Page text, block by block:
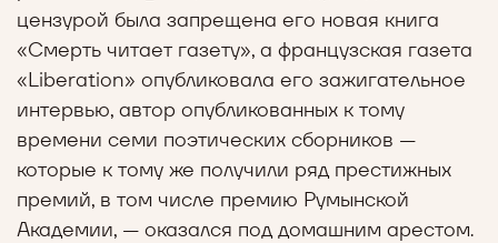
цензурой была запрещена его новая книга
«Смерть читает газету», а французская газета
«Liberation» опубликовала его зажигательное
интервью, автор опубликованных к тому
времени семи поэтических cборников —
которые к тому же получили ряд престижных
премий, в том числе премию Румынской
Академии, — оказался под домашним арестом.